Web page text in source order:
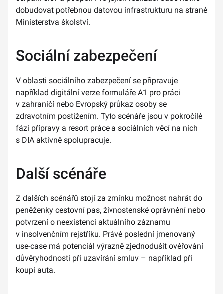
dobudovat potřebnou datovou infrastrukturu na straně
Ministerstva školství.
Sociální zabezpečení
V oblasti sociálního zabezpečení se připravuje
například digitální verze formuláře A1 pro práci
v zahraničí nebo Evropský průkaz osoby se
zdravotním postižením. Tyto scénáře jsou v pokročilé
fázi přípravy a resort práce a sociálních věcí na nich
s DIA aktivně spolupracuje.
Další scénáře
Z dalších scénářů stojí za zmínku možnost nahrát do
peněženky cestovní pas, živnostenské oprávnění nebo
potvrzení o neexistenci aktuálního záznamu
v insolvenčním rejstříku. Právě poslední jmenovaný
use-case má potenciál výrazně zjednodušit ověřování
důvěryhodnosti při uzavírání smluv – například při
koupi auta.